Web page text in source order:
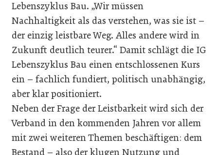
Lebenszyklus Bau. „Wir müssen
Nachhaltigkeit als das verstehen, was sie ist –
der einzig leistbare Weg. Alles andere wird in
Zukunft deutlich teurer.“ Damit schlägt die IG
Lebenszyklus Bau einen entschlossenen Kurs
ein – fachlich fundiert, politisch unabhängig,
aber klar positioniert.
Neben der Frage der Leistbarkeit wird sich der
Verband in den kommenden Jahren vor allem
mit zwei weiteren Themen beschäftigen: dem
Bestand – also der klugen Nutzung und